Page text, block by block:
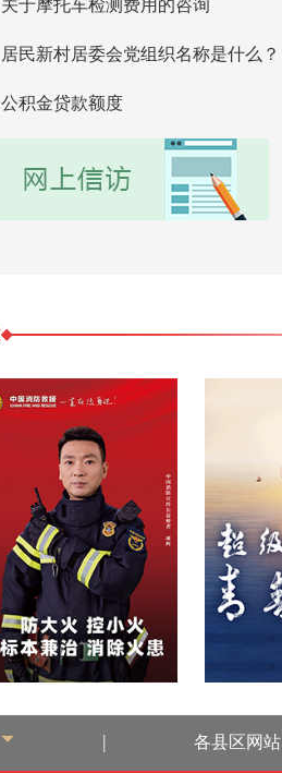
关于摩托车检测费用的咨询
居民新村居委会党组织名称是什么？
公积金贷款额度
| 各县区网站